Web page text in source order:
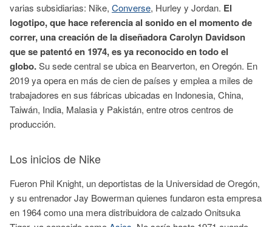
varias subsidiarias: Nike, Converse, Hurley y Jordan. El
logotipo, que hace referencia al sonido en el momento de
correr, una creación de la diseñadora Carolyn Davidson
que se patentó en 1974, es ya reconocido en todo el
globo.Su sede central se ubica en Bearverton, en Oregón. En
2019 ya opera en más de cien de países y emplea a miles de
trabajadores en sus fábricas ubicadas en Indonesia, China,
Taiwán, India, Malasia y Pakistán, entre otros centros de
producción.
Los inicios de Nike
Fueron Phil Knight, un deportistas de la Universidad de Oregón,
y su entrenador Jay Bowerman quienes fundaron esta empresa
en 1964 como una mera distribuidora de calzado Onitsuka